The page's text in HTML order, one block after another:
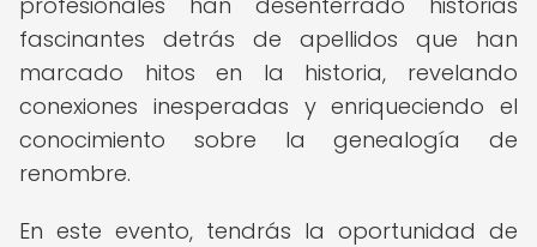
fascinantes detrás de apellidos que han
marcado hitos en la historia, revelando
conexiones inesperadas y enriqueciendo el
conocimiento sobre la genealogía de
renombre.
En este evento, tendrás la oportunidad de